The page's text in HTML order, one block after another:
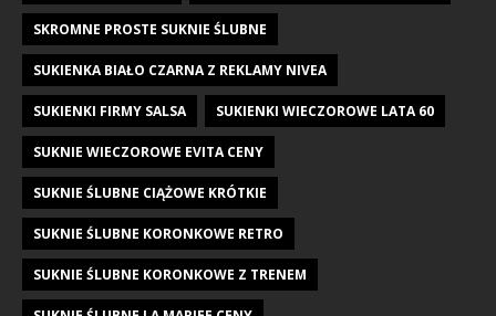
SKROMNE PROSTE SUKNIE ŚLUBNE
SUKIENKA BIAŁO CZARNA Z REKLAMY NIVEA
SUKIENKI FIRMY SALSA SUKIENKI WIECZOROWE LATA 60
SUKNIE WIECZOROWE EVITA CENY
SUKNIE ŚLUBNE CIĄŻOWE KRÓTKIE
SUKNIE ŚLUBNE KORONKOWE RETRO
SUKNIE ŚLUBNE KORONKOWE Z TRENEM